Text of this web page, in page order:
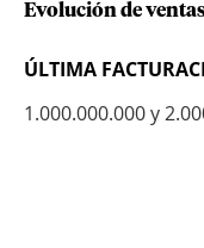
Evolución de
ÚLTIMA
1.000.000.000 y